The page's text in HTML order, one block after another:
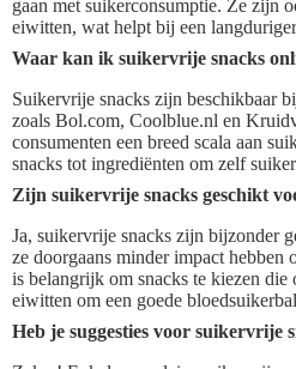
gaan met suikerconsumptie. Ze zijn
eiwitten, wat helpt bij een
Waar kan ik suikervrije snacks
Suikervrije snacks zijn beschikbaar
zoals Bol.com, Coolblue.nl en
consumenten een breed scala aan
snacks tot ingrediënten om zelf
Zijn suikervrije snacks geschikt
Ja, suikervrije snacks zijn bijzonder
ze doorgaans minder impact hebben
is belangrijk om snacks te kiezen
eiwitten om een goede
Heb je suggesties voor suikervrije